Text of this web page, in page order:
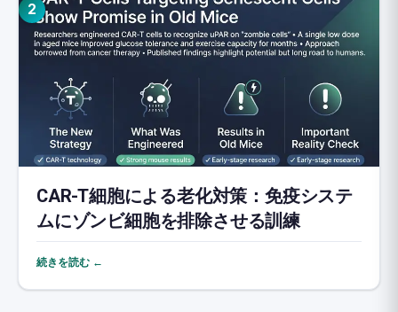
2
CAR-T細胞による老化対策：免疫システ
ムにゾンビ細胞を排除させる訓練
続きを読む ←